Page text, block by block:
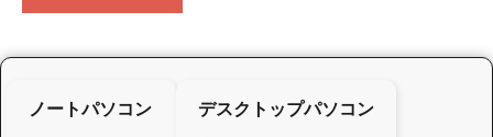
ノートパソコン デスクトップパソコン